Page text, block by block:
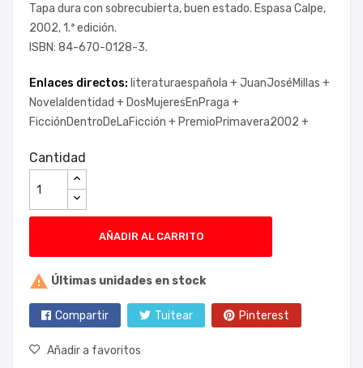
Tapa dura con sobrecubierta, buen estado. Espasa Calpe,
2002, 1.ª edición.
ISBN: 84-670-0128-3.
Enlaces directos: literaturaespañola +JuanJoséMillas +
NovelaIdentidad + DosMujeresEnPraga +
FicciónDentroDeLaFicción + PremioPrimavera2002 +
Cantidad
AÑADIR AL CARRITO
 Últimas unidades en stock
Compartir Tuitear Pinterest
Añadir a favoritos